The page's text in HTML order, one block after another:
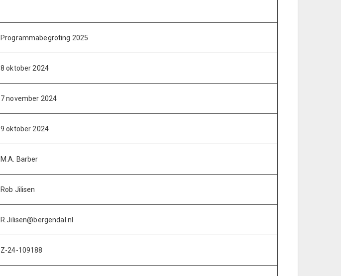
Programmabegroting 2025
8 oktober 2024
7 november 2024
9 oktober 2024
M.A. Barber
Rob Jilisen
R.Jilisen@bergendal.nl
Z-24-109188